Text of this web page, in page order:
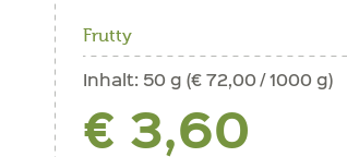
Frutty
Inhalt: 50 g (€ 72,00 / 1000 g)
€ 3,60